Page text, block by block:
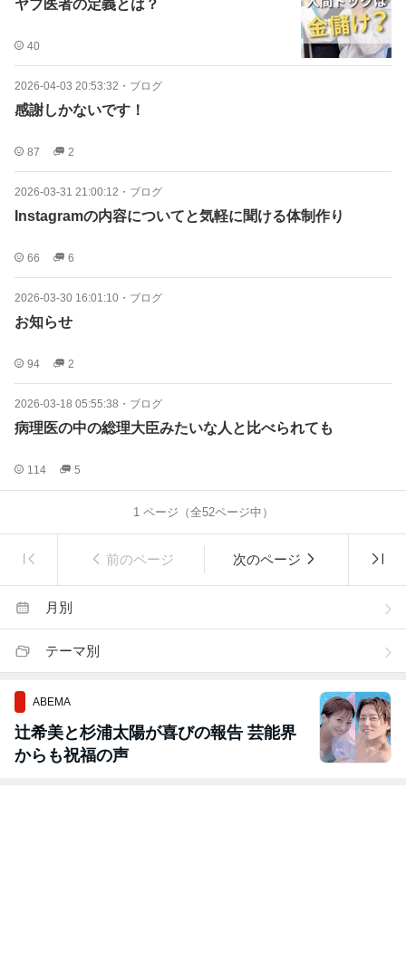
ヤブ医者の定義とは？
40
2026-04-03 20:53:32 ・ ブログ
感謝しかないです！
87 2
2026-03-31 21:00:12 ・ ブログ
Instagramの内容についてと気軽に聞ける体制作り
66 6
2026-03-30 16:01:10 ・ ブログ
お知らせ
94 2
2026-03-18 05:55:38 ・ ブログ
病理医の中の総理大臣みたいな人と比べられても
114 5
1ページ（全52ページ中）
前のページ 次のページ
月別
テーマ別
ABEMA
辻希美と杉浦太陽が喜びの報告 芸能界
からも祝福の声